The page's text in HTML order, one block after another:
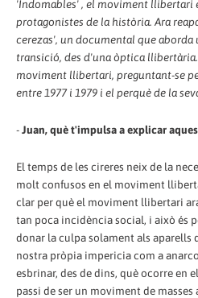
'Indomables' , el moviment llibertari
protagonistes de la història. Ara
cerezas', un documental que aborda
transició, des d'una òptica
moviment llibertari, preguntant-se
entre 1977 i 1979 i el perquè de la
-Juan, què t'impulsa a explicar
El temps de les cireres neix de la
molt confusos en el moviment
clar per què el moviment llibertari
tan poca incidència social, i això és
donar la culpa solament als aparells
nostra pròpia impericia com a
esbrinar, des de dins, què ocorre en
passi de ser un moviment de